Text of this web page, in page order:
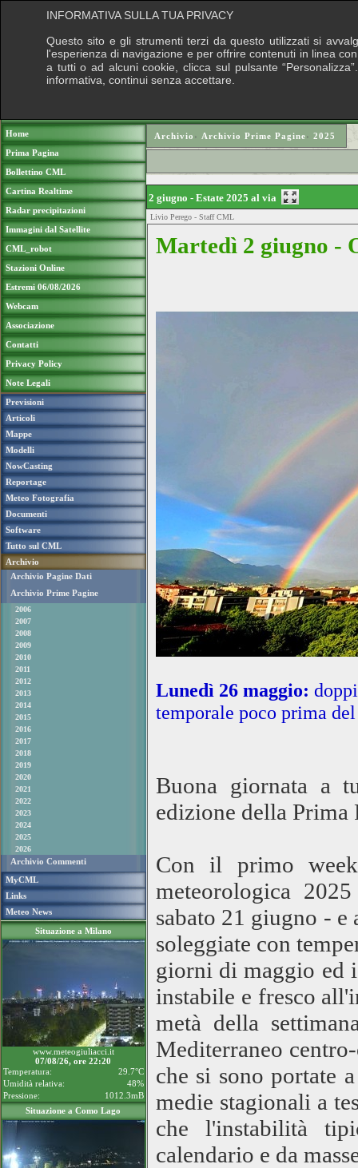
Home
Prima Pagina
Bollettino CML
Cartina Realtime
Radar precipitazioni
Immagini dal Satellite
CML_robot
Stazioni Online
Estremi 06/08/2026
Webcam
Associazione
Contatti
Privacy Policy
Note Legali
Previsioni
Articoli
Mappe
Modelli
NowCasting
Reportage
Meteo Fotografia
Documenti
Software
Tutto sul CML
Archivio
Archivio Pagine Dati
Archivio Prime Pagine
2006
2007
2008
2009
2010
2011
2012
2013
2014
2015
2016
2017
2018
2019
2020
2021
2022
2023
2024
2025
2026
Archivio Commenti
MyCML
Links
Meteo News
Situazione a Milano
www.meteogiuliacci.it
07/08/26, ore 22:20
Temperatura:
29.7°C
Umidità relativa:
48%
Pressione:
1012.3mB
Situazione a Como Lago
Archivio › Archivio Prime Pagine› 2025
2 giugno - Estate 2025 al via
Livio Perego - Staff CML
Martedì 2 giugno -
Lunedì 26 maggio:
temporale poco prima
Buona giornata a
edizione della Prima
Con il primo
meteorologica
sabato 21 giugno - e
soleggiate con
giorni di maggio ed
instabile e fresco
metà della
Mediterraneo
che si sono portate
medie stagionali a
che l'instabilità
calendario e da
INFORMATIVA SULLA TUA PRIVACY
Questo sito e gli strumenti terzi da questo utilizzati si
l'esperienza di navigazione e per offrire contenuti in linea
a tutti o ad alcuni cookie, clicca sul pulsante
informativa, continui senza accettare.